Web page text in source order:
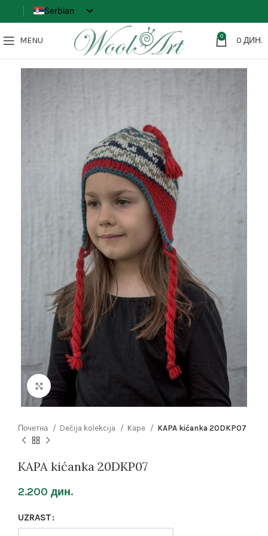
Serbian
MENU
0 0 ДИН.
Click to enlarge
Почетна Dečija kolekcija Kape KAPA kićanka 20DKP07
KAPA kićanka 20DKP07
2.200 дин.
UZRAST